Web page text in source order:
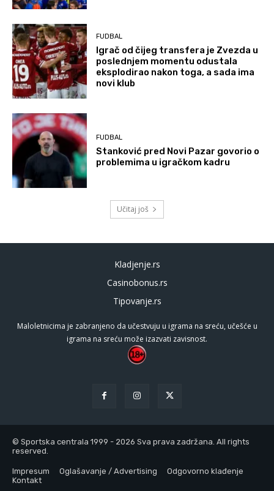
FUDBAL
Igrač od čijeg transfera je Zvezda u
poslednjem momentu odustala
eksplodirao nakon toga, a sada ima
novi klub
FUDBAL
Stanković pred Novi Pazar govorio o
problemima u igračkom kadru
Učitaj još
Kladjenje.rs
Casinobonus.rs
Tipovanje.rs
Maloletnicima je zabranjeno da učestvuju u igrama na sreću, učešće u
igrama na sreću može izazvati zavisnost.
© Sportska centrala 1999 - 2026 Sva prava zadržana. All rights
reserved.
Impresum Oglašavanje / Advertising
Odgovorno klađenje
Kontakt